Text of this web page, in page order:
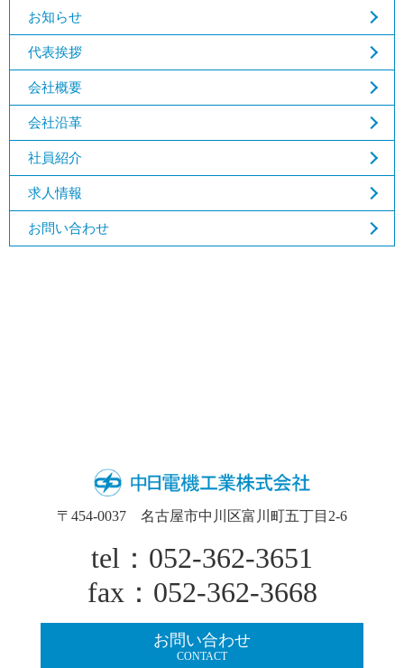
お知らせ
代表挨拶
会社概要
会社沿革
社員紹介
求人情報
お問い合わせ
〒454-0037 名古屋市中川区富川町五丁目2-6
tel：052-362-3651
fax：052-362-3668
お問い合わせ
CONTACT